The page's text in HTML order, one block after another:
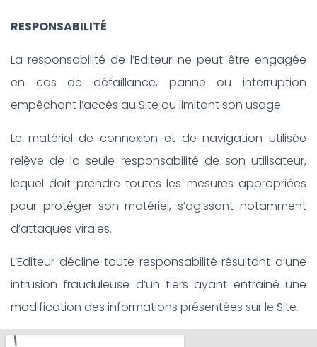
RESPONSABILITÉ
La responsabilité de l’Editeur ne peut être engagée
en cas de défaillance, panne ou interruption
empêchant l’accès au Site ou limitant son usage.
Le matériel de connexion et de navigation utilisée
relève de la seule responsabilité de son utilisateur,
lequel doit prendre toutes les mesures appropriées
pour protéger son matériel, s’agissant notamment
d’attaques virales.
L’Editeur décline toute responsabilité résultant d’une
intrusion frauduleuse d’un tiers ayant entrainé une
modification des informations présentées sur le Site.